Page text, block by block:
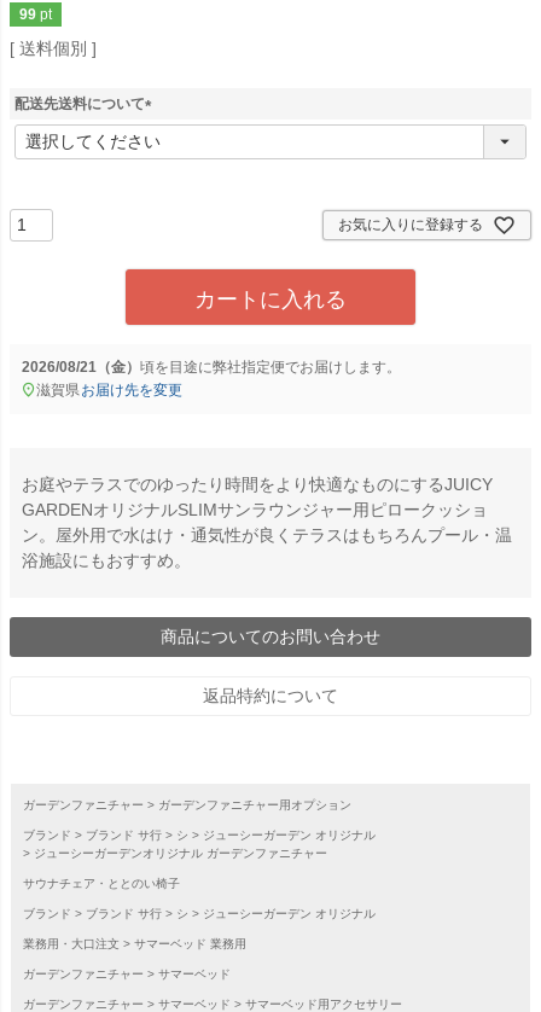
99 pt
送料個別
配送先送料について
(
必
お気に入りに登録する
カートに入れる
2026/08/21（金） に弊社指定便でお届けします。
滋賀県 お届け先を変更
お庭やテラスでのゆったり時間をより快適なものにするJUICY
GARDENオリジナルSLIMサンラウンジャー用ピロークッショ
ン。屋外用で水はけ・通気性が良くテラスはもちろんプール・温
浴施設にもおすすめ。
商品についてのお問い合わせ
返品特約について
ガーデンファニチャー ガーデンファニチャー用オプション
ブランド ブランド サ行 シ
ジューシーガーデン オリジナル
ジューシーガーデンオリジナル ガーデンファニチャー
サウナチェア・ととのい椅子
ブランド ブランド サ行 シ ジューシーガーデン オリジナル
業務用・大口注文 サマーベッド 業務用
ガーデンファニチャー サマーベッド
ガーデンファニチャー サマーベッド サマーベッド用アクセサリー